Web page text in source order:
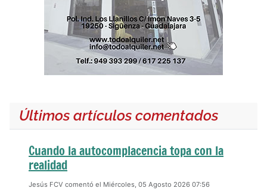
Últimos artículos comentados
Cuando la autocomplacencia topa con la
realidad
Jesús FCV comentó el Miércoles, 05 Agosto 2026 07:56